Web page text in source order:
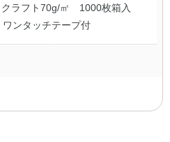
クラフト70g/㎡ 1000枚箱入
ンタッチテープ付